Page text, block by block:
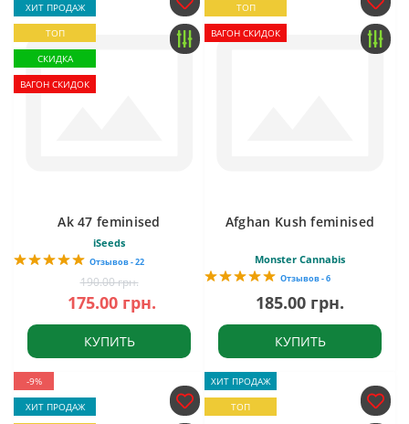
ХИТ ПРОДАЖ
ТОП
СКИДКА
ВАГОН СКИДОК
Ak 47 feminised
iSeeds
Отзывов - 22
190.00 грн.
175.00 грн.
КУПИТЬ
ТОП
ВАГОН СКИДОК
Afghan Kush feminised
Monster Cannabis
Отзывов - 6
185.00 грн.
КУПИТЬ
-9%
ХИТ ПРОДАЖ
ХИТ ПРОДАЖ
ТОП